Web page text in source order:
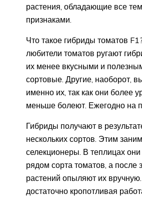
растения, обладающие все
признаками.
Что такое гибриды томатов
любители томатов ругают
их менее вкусными и
сортовые. Другие, наоборот,
именно их, так как они более
меньше болеют. Ежегодно на
Гибриды получают в
нескольких сортов. Этим
селекционеры. В теплицах
рядом сорта томатов, а после
растений опыляют их
достаточно кропотливая